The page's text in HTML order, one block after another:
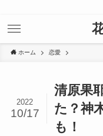
ホーム 恋愛
清原果
た？神
も！
2022
10/17